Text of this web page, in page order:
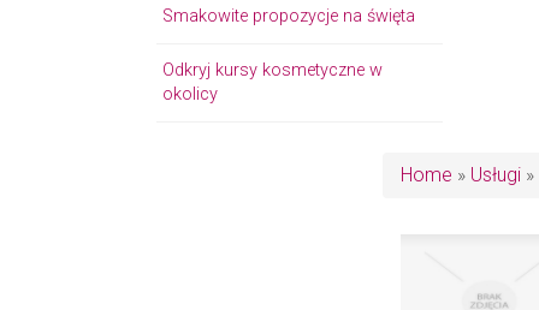
Smakowite propozycje na święta
Odkryj kursy kosmetyczne w
okolicy
Home » Usługi»